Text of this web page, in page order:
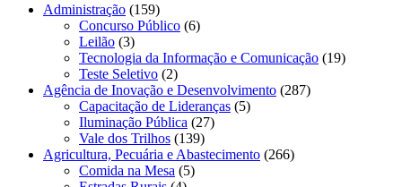
Administração (159)
Concurso Público (6)
Leilão (3)
Tecnologia da Informação e Comunicação (19)
Teste Seletivo (2)
Agência de Inovação e Desenvolvimento (287)
Capacitação de Lideranças (5)
Iluminação Pública (27)
Vale dos Trilhos (139)
Agricultura, Pecuária e Abastecimento (266)
Comida na Mesa (5)